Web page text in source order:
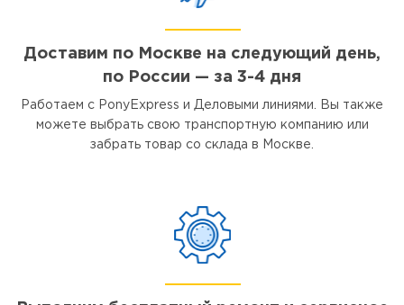
Доставим по Москве на следующий день,
по России — за 3-4 дня
Работаем с PonyExpress и Деловыми линиями. Вы также
можете выбрать свою транспортную компанию или
забрать товар со склада в Москве.